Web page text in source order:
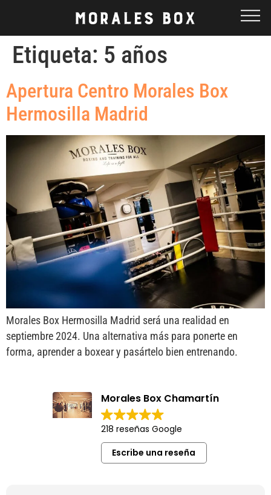
Etiqueta: 5 años
Apertura Centro Morales Box
Hermosilla Madrid
Morales Box Hermosilla Madrid será una realidad en
septiembre 2024. Una alternativa más para ponerte en
forma, aprender a boxear y pasártelo bien entrenando.
Morales Box Chamartín
218 reseñas Google
Escribe una reseña